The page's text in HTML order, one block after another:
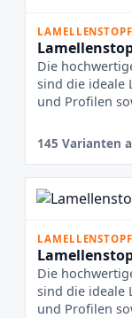
Die
sind die ideale
und Profilen
145 Varianten
Die
sind die ideale
und Profilen